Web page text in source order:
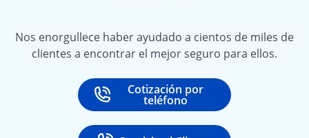
Nos enorgullece haber ayudado a cientos de miles de
clientes a encontrar el mejor seguro para ellos.
Call
Cotización por
teléfono
at